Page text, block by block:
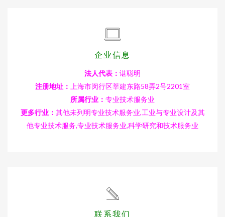
企业信息
法人代表： 谌聪明
注册地址：
上海市闵行区莘建东路58弄2号2201室
所属行业： 专业技术服务业
更多行业： 其他未列明专业技术服务业,工业与专业设计及其
他专业技术服务,专业技术服务业,科学研究和技术服务业
联系我们